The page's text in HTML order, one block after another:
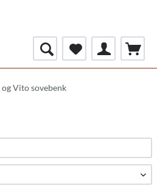
Vito sovebenk